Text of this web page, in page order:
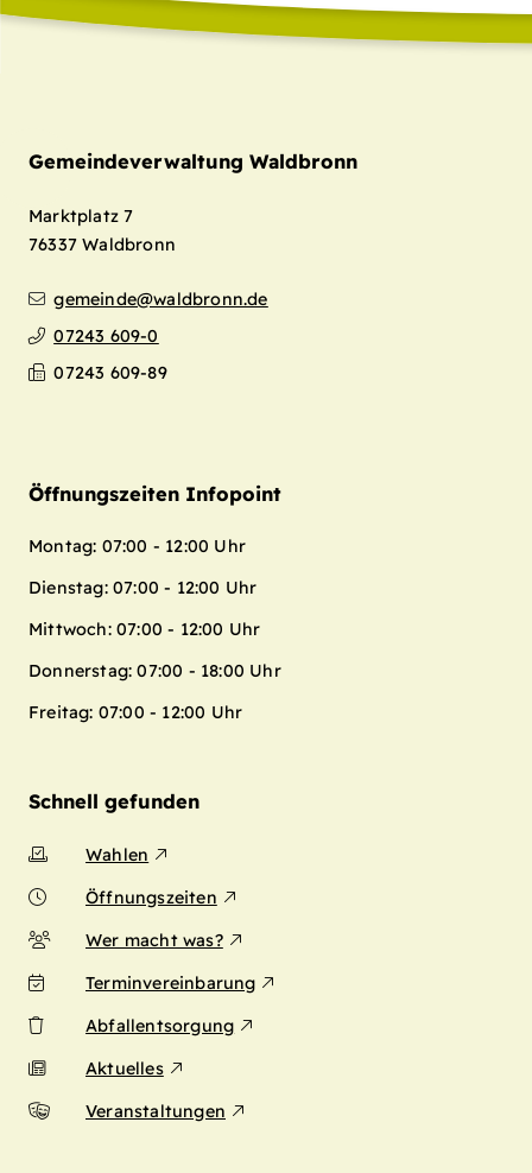
Gemeindeverwaltung Waldbronn
Marktplatz 7
76337 Waldbronn
gemeinde@waldbronn.de
07243 609-0
07243 609-89
Öffnungszeiten Infopoint
Montag: 07:00 - 12:00 Uhr
Dienstag: 07:00 - 12:00 Uhr
Mittwoch: 07:00 - 12:00 Uhr
Donnerstag: 07:00 - 18:00 Uhr
Freitag: 07:00 - 12:00 Uhr
Schnell gefunden
Wahlen
Öffnungszeiten
Wer macht was?
Terminvereinbarung
Abfallentsorgung
Aktuelles
Veranstaltungen